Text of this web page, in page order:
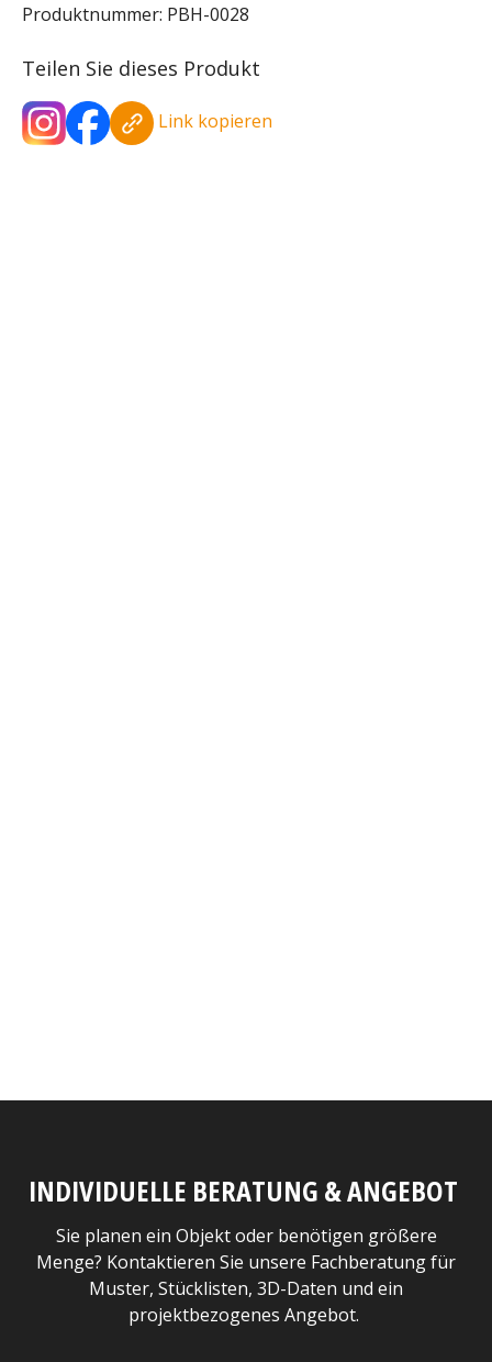
Produktnummer: PBH-0028
Teilen Sie dieses Produkt
Link kopieren
INDIVIDUELLE BERATUNG & ANGEBOT
Sie planen ein Objekt oder benötigen größere
Menge? Kontaktieren Sie unsere Fachberatung für
Muster, Stücklisten, 3D-Daten und ein
projektbezogenes Angebot.